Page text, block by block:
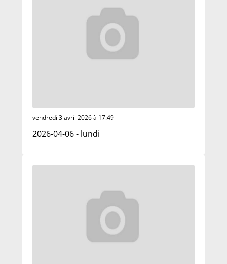
vendredi 3 avril 2026 à 17:49
2026-04-06 - lundi